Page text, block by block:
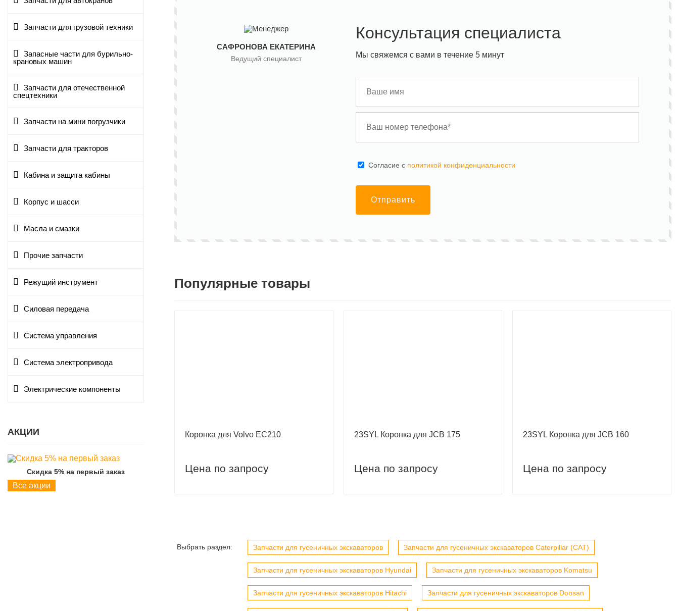
Запчасти для грузовой техники
Запасные части для бурильно-
крановых машин
Запчасти для отечественной
спецтехники
Запчасти на мини погрузчики
Запчасти для тракторов
Кабина и защита кабины
Корпус и шасси
Масла и смазки
Прочие запчасти
Режущий инструмент
Силовая передача
Система управления
Система электропривода
Электрические компоненты
АКЦИИ
Скидка 5% на первый заказ Скидка 5% на первый заказ Скидка 5% на первый заказ
Все акции
САФРОНОВА ЕКАТЕРИНА
Ведущий специалист
Консультация специалиста
Мы свяжемся с вами в течение 5 минут
Cогласие с политикой конфиденциальности
Отправить
Популярные товары
Коронка для Volvo EC210
Цена по запросу
23SYL Коронка для JCB 175
Цена по запросу
23SYL Коронка для JCB 160
Цена по запросу
Выбрать раздел: Запчасти для гусеничных экскаваторов Запчасти для гусеничных экскаваторов Caterpillar (CAT)
Запчасти для гусеничных экскаваторов Hyundai Запчасти для гусеничных экскаваторов Komatsu
Запчасти для гусеничных экскаваторов Hitachi Запчасти для гусеничных экскаваторов Doosan